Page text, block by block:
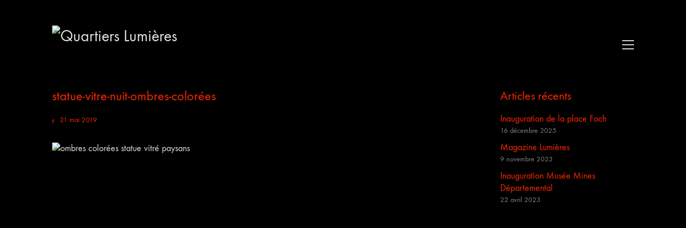
statue-vitre-nuit-ombres-colorées
21 mai 2019
Articles récents
Inauguration de la place Foch
16 décembre 2025
Magazine Lumières
9 novembre 2023
Inauguration Musée Mines
Départemental
22 avril 2023